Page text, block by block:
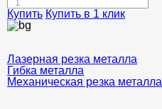
Купить Купить в 1 клик
Лазерная резка металла
Гибка металла
Механическая резка металла